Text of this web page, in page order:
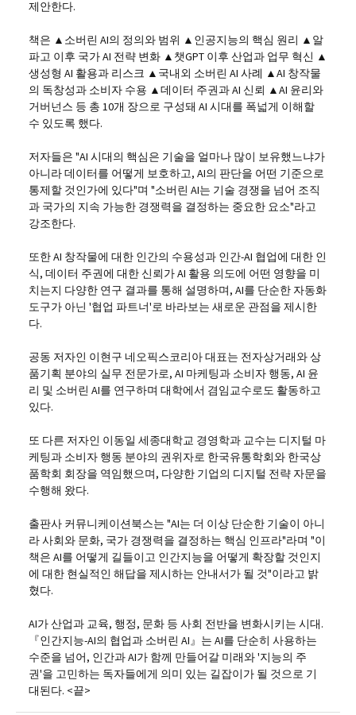
제안한다.
책은 ▲소버린 AI의 정의와 범위 ▲인공지능의 핵심 원리 ▲알
파고 이후 국가 AI 전략 변화 ▲챗GPT 이후 산업과 업무 혁신 ▲
생성형 AI 활용과 리스크 ▲국내외 소버린 AI 사례 ▲AI 창작물
의 독창성과 소비자 수용 ▲데이터 주권과 AI 신뢰 ▲AI 윤리와
거버넌스 등 총 10개 장으로 구성돼 AI 시대를 폭넓게 이해할
수 있도록 했다.
저자들은 "AI 시대의 핵심은 기술을 얼마나 많이 보유했느냐가
아니라 데이터를 어떻게 보호하고, AI의 판단을 어떤 기준으로
통제할 것인가에 있다"며 "소버린 AI는 기술 경쟁을 넘어 조직
과 국가의 지속 가능한 경쟁력을 결정하는 중요한 요소"라고
강조한다.
또한 AI 창작물에 대한 인간의 수용성과 인간-AI 협업에 대한 인
식, 데이터 주권에 대한 신뢰가 AI 활용 의도에 어떤 영향을 미
치는지 다양한 연구 결과를 통해 설명하며, AI를 단순한 자동화
도구가 아닌 '협업 파트너'로 바라보는 새로운 관점을 제시한
다.
공동 저자인 이현구 네오픽스코리아 대표는 전자상거래와 상
품기획 분야의 실무 전문가로, AI 마케팅과 소비자 행동, AI 윤
리 및 소버린 AI를 연구하며 대학에서 겸임교수로도 활동하고
있다.
또 다른 저자인 이동일 세종대학교 경영학과 교수는 디지털 마
케팅과 소비자 행동 분야의 권위자로 한국유통학회와 한국상
품학회 회장을 역임했으며, 다양한 기업의 디지털 전략 자문을
수행해 왔다.
출판사 커뮤니케이션북스는 "AI는 더 이상 단순한 기술이 아니
라 사회와 문화, 국가 경쟁력을 결정하는 핵심 인프라"라며 "이
책은 AI를 어떻게 길들이고 인간지능을 어떻게 확장할 것인지
에 대한 현실적인 해답을 제시하는 안내서가 될 것"이라고 밝
혔다.
AI가 산업과 교육, 행정, 문화 등 사회 전반을 변화시키는 시대.
『인간지능-AI의 협업과 소버린 AI』는 AI를 단순히 사용하는
수준을 넘어, 인간과 AI가 함께 만들어갈 미래와 '지능의 주
권'을 고민하는 독자들에게 의미 있는 길잡이가 될 것으로 기
대된다. <끝>